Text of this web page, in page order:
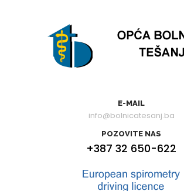
E-MAIL
info@bolnicatesanj.ba
POZOVITE NAS
+387 32 650-622